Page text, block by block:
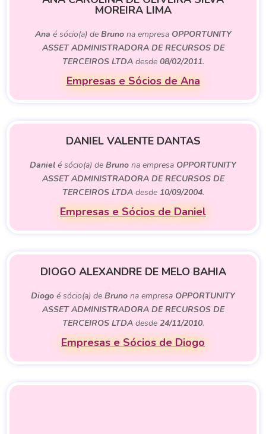
MOREIRA LIMA
Ana é sócio(a) de Brunona empresa OPPORTUNITY
ASSET ADMINISTRADORA DE RECURSOS DE
TERCEIROS LTDAdesde 08/02/2011.
Empresas e Sócios de Ana
DANIEL VALENTE DANTAS
Daniel é sócio(a) de Bruno na empresa OPPORTUNITY
ASSET ADMINISTRADORA DE RECURSOS DE
TERCEIROS LTDAdesde 10/09/2004.
Empresas e Sócios de Daniel
DIOGO ALEXANDRE DE MELO BAHIA
Diogo é sócio(a) de Bruno na empresa OPPORTUNITY
ASSET ADMINISTRADORA DE RECURSOS DE
TERCEIROS LTDAdesde 24/11/2010.
Empresas e Sócios de Diogo